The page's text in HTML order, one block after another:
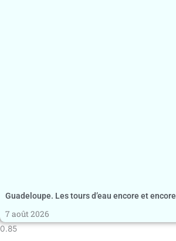
Guadeloupe. Les tours d’eau encore et encore
7 août 2026